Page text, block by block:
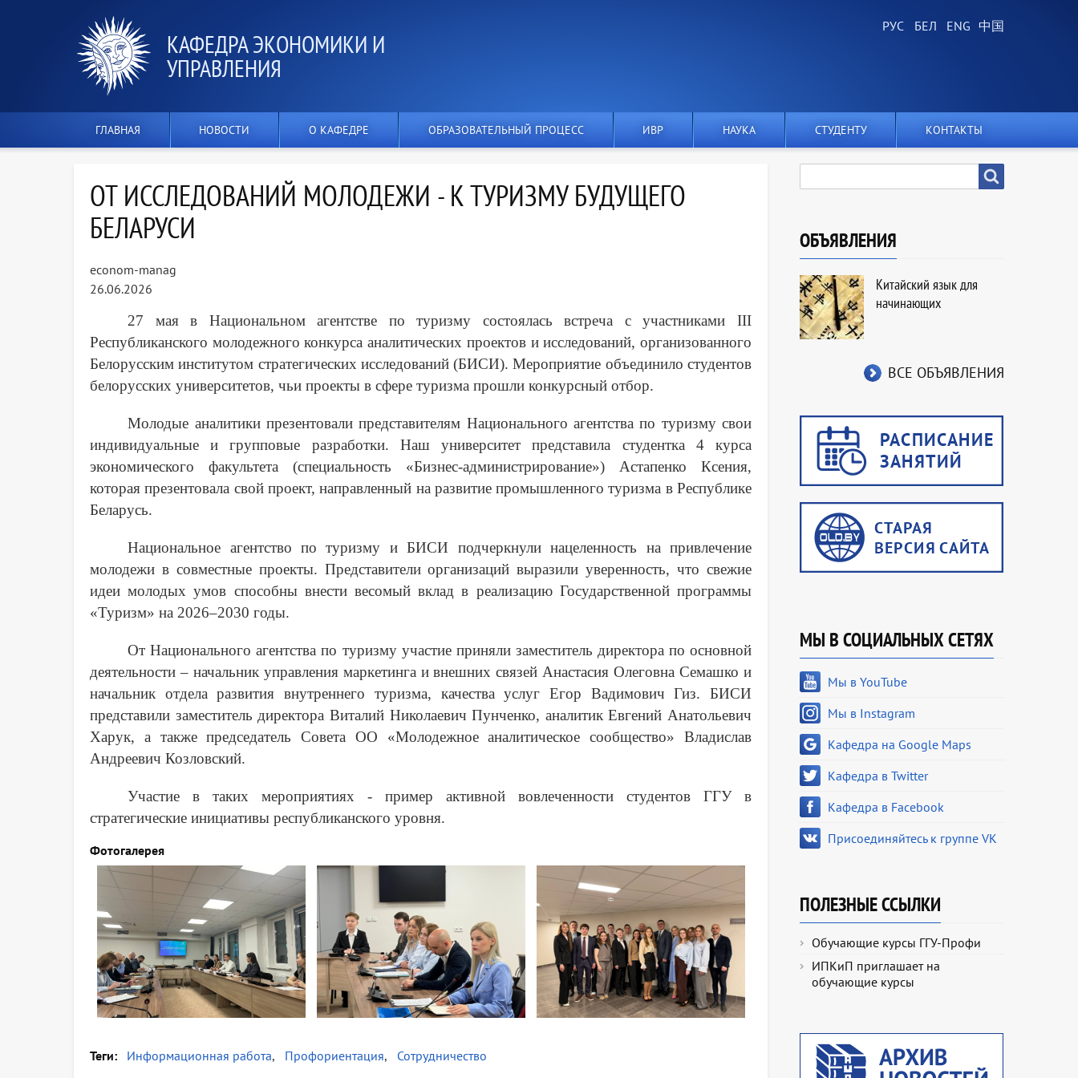
КАФЕДРА ЭКОНОМИКИ И
УПРАВЛЕНИЯ
ГЛАВНАЯ НОВОСТИ О КАФЕДРЕ ОБРАЗОВАТЕЛЬНЫЙ ПРОЦЕСС ИВР НАУКА СТУДЕНТУ КОНТАКТЫ
ОТ ИССЛЕДОВАНИЙ МОЛОДЕЖИ - К ТУРИЗМУ БУДУЩЕГО
БЕЛАРУСИ
econom-manag
26.06.2026
27 мая в Национальном агентстве по туризму состоялась встреча с участниками III
Республиканского молодежного конкурса аналитических проектов и исследований, организованного
Белорусским институтом стратегических исследований (БИСИ). Мероприятие объединило студентов
белорусских университетов, чьи проекты в сфере туризма прошли конкурсный отбор.
Молодые аналитики презентовали представителям Национального агентства по туризму свои
индивидуальные и групповые разработки. Наш университет представила студентка 4 курса
экономического факультета (специальность «Бизнес-администрирование») Астапенко Ксения,
которая презентовала свой проект, направленный на развитие промышленного туризма в Республике
Беларусь.
Национальное агентство по туризму и БИСИ подчеркнули нацеленность на привлечение
молодежи в совместные проекты. Представители организаций выразили уверенность, что свежие
идеи молодых умов способны внести весомый вклад в реализацию Государственной программы
«Туризм» на 2026–2030 годы.
От Национального агентства по туризму участие приняли заместитель директора по основной
деятельности – начальник управления маркетинга и внешних связей Анастасия Олеговна Семашко и
начальник отдела развития внутреннего туризма, качества услуг Егор Вадимович Гиз. БИСИ
представили заместитель директора Виталий Николаевич Пунченко, аналитик Евгений Анатольевич
Харук, а также председатель Совета ОО «Молодежное аналитическое сообщество» Владислав
Андреевич Козловский.
Участие в таких мероприятиях - пример активной вовлеченности студентов ГГУ в
стратегические инициативы республиканского уровня.
Фотогалерея
Теги Информационная работа Профориентация Сотрудничество
ОБЪЯВЛЕНИЯ
Китайский язык для
начинающих
ВСЕ ОБЪЯВЛЕНИЯ
МЫ В СОЦИАЛЬНЫХ СЕТЯХ
Мы в YouTube
Мы в Instagram
Кафедра на Google Maps
Кафедра в Twitter
Кафедра в Facebook
Присоединяйтесь к группе VK
ПОЛЕЗНЫЕ ССЫЛКИ
Обучающие курсы ГГУ-Профи
ИПКиП приглашает на
обучающие курсы